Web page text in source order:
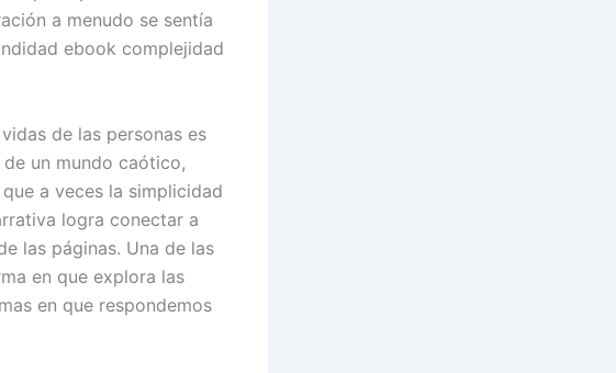
a menudo se sentía
ebook complejidad
de las personas es
un mundo caótico,
a veces la simplicidad
logra conectar a
las páginas. Una de las
en que explora las
en que respondemos